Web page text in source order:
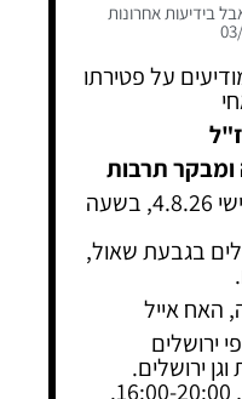
בידיעות אחרונות
על פטירתו
ומבקר תרבות
ההלוויה תתקיים ביום שלישי 4.8.26, בשעה
בגבעת שאול,
האח אייל
ירושלים